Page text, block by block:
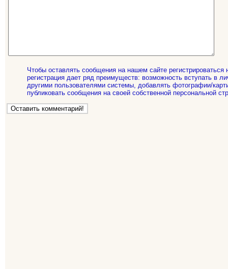
Чтобы оставлять сообщения на нашем сайте регистрироваться
регистрация дает ряд преимуществ: возможность вступать в
другими пользователями системы, добавлять фотографии/
публиковать сообщения на своей собственной персональной